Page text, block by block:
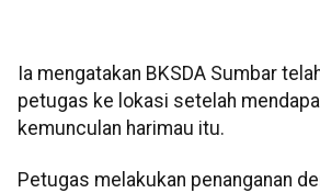
Ia mengatakan BKSDA Sumbar
petugas ke lokasi setelah
kemunculan harimau itu.
Petugas melakukan penanganan